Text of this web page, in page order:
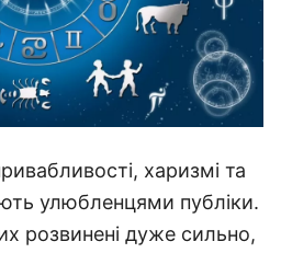
харизмі та
улюбленцями публіки.
розвинені дуже сильно,